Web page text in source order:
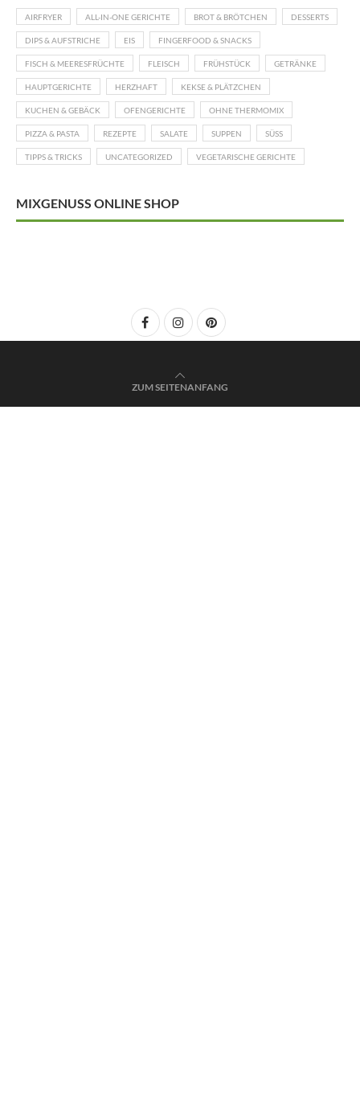
AIRFRYER ALL-IN-ONE GERICHTE BROT & BRÖTCHEN DESSERTS
DIPS & AUFSTRICHE EIS FINGERFOOD & SNACKS
FISCH & MEERESFRÜCHTE FLEISCH FRÜHSTÜCK GETRÄNKE
HAUPTGERICHTE HERZHAFT KEKSE & PLÄTZCHEN
KUCHEN & GEBÄCK OFENGERICHTE OHNE THERMOMIX
PIZZA & PASTA REZEPTE SALATE SUPPEN SÜSS
TIPPS & TRICKS UNCATEGORIZED VEGETARISCHE GERICHTE
MIXGENUSS ONLINE SHOP
ZUM SEITENANFANG